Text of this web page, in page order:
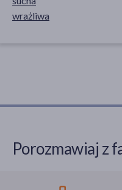
wrażliwa
Porozmawiaj z